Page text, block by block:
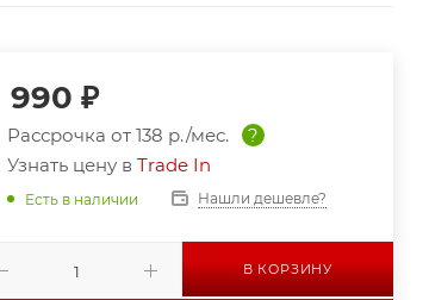
990 ₽
Рассрочка от 138 р./мес.
?
Узнать цену в Trade In
Есть в наличии Нашли дешевле?
В КОРЗИНУ